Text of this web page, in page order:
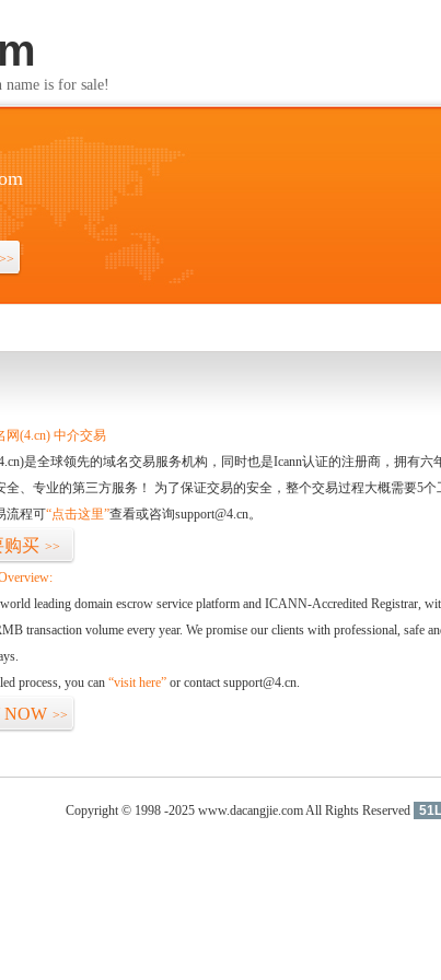
is for sale!
>>
网(4.cn) 中介交易
是全球领先的域名交易服务机构，同时也是Icann认证的注册商，拥有
全、专业的第三方服务！ 为了保证交易的安全，整个交易过程大概需要5个
流程可“点击这里”查看或咨询support@4.cn。
购买 >>
leading domain escrow service platform and ICANN-Accredited Registrar,
transaction volume every year. We promise our clients with professional, safe
process, you can “visit here” or contact support@4.cn.
NOW >>
Copyright © 1998 -2025 www.dacangjie.com All Rights Reserved